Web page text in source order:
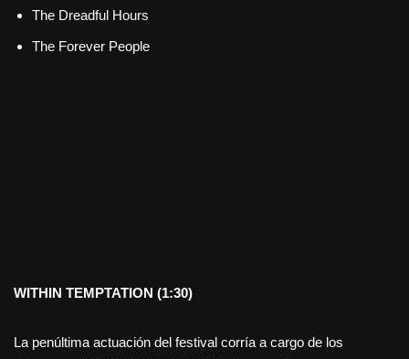
The Dreadful Hours
The Forever People
WITHIN TEMPTATION (1:30)
La penúltima actuación del festival corría a cargo de los